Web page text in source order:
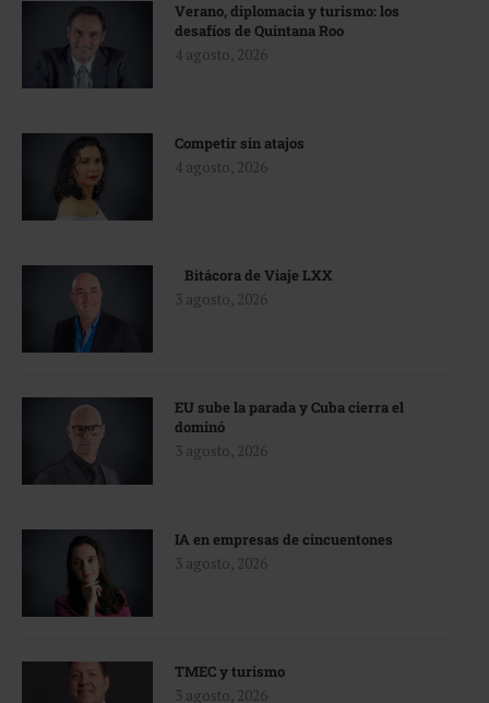
Verano, diplomacia y turismo: los
desafíos de Quintana Roo
4 agosto, 2026
Competir sin atajos
4 agosto, 2026
Bitácora de Viaje LXX
3 agosto, 2026
EU sube la parada y Cuba cierra el
dominó
3 agosto, 2026
IA en empresas de cincuentones
3 agosto, 2026
TMEC y turismo
3 agosto, 2026